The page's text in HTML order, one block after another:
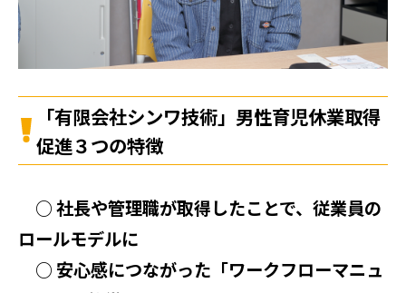
「有限会社シンワ技術」男性育児休業取得
促進３つの特徴
○ 社長や管理職が取得したことで、従業員の
ロールモデルに
○ 安心感につながった「ワークフローマニュ